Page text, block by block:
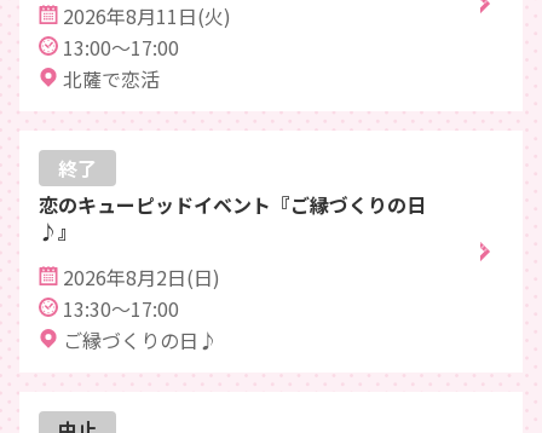
2026年8月11日(火)
13:00～17:00
北薩で恋活
終了
恋のキューピッドイベント『ご縁づくりの日
♪』
2026年8月2日(日)
13:30～17:00
ご縁づくりの日♪